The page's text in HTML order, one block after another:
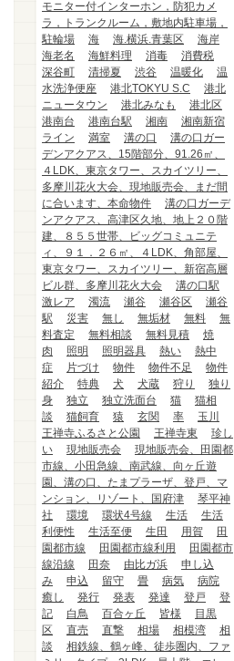
モニター付インターホン，防犯カメ
ラ，トランクルーム，敷地内駐車場，
駐輪場
海 海.横浜.青葉区
海岸
海老名
海鮮料理 消毒
消費税
深谷町
清掃夏 渋谷 温暖化
温
水洗浄便座
港北TOKYU S.C
港北
ニュータウン
港北みなも
港北区
港南台
港南台駅 湘南
湘南新宿
ライン
満室 溝の口
溝の口ガー
デンアクアス、15階部分、91.26㎡、
４LDK、東京タワー、スカイツリー、
多摩川花火大会、現地販売会、まだ間
に合います、本命物件
溝の口ガーデ
ンアクアス、高津区久地、地上２０階
建、８５５世帯、ビッグコミュニテ
ィ、９１．２６㎡、４LDK、角部屋、
東京タワー、スカイツリー、新宿高層
ビル群、多摩川花火大会
溝の口駅
激レア
濁流 瀬谷 瀬谷区
瀬谷
駅
災害 無し 無垢材 無料
無
料査定
無料相談 無料見積
焼
肉
照明 照明器具 熱い
熱中
症
片づけ 物件 物件不足
物件
紹介
特典 犬 犬蔵 狩り
独り
身
独立 独立洗面台 猫
猫相
談
猫飼育 猿 玄関 率
玉川
王禅寺ふるさと公園
王禅寺東
珍し
い
現地販売会
現地販売会、田園都
市線、小田急線、南武線、向ヶ丘遊
園、溝の口、たまプラーザ、登戸、マ
ンション、リゾート、国府津
琴平神
社
環境 環状4号線 生活
生活
利便性
生活至便 生田 用賀
田
園都市線
田園都市線利用
田園都市
線沿線
田奈 由比ガ浜
申し込
み
申込 留守 畳 病気
病院
癒し
発行 発表 発達 登戸
登
記
白鳥 百合ヶ丘 皆様
目黒
区
直売 直撃 相場 相模湾
相
談
相鉄線、鶴ヶ峰、徒歩圏内、ファ